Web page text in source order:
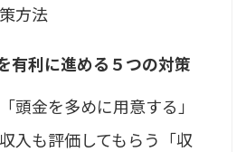
方法
有利に進める５つの対策
頭金を多めに用意する」
入も評価してもらう「収